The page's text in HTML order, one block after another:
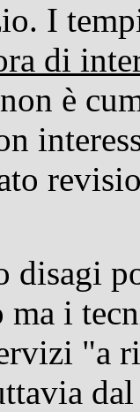
I
di
è
disagi
ma i
"a